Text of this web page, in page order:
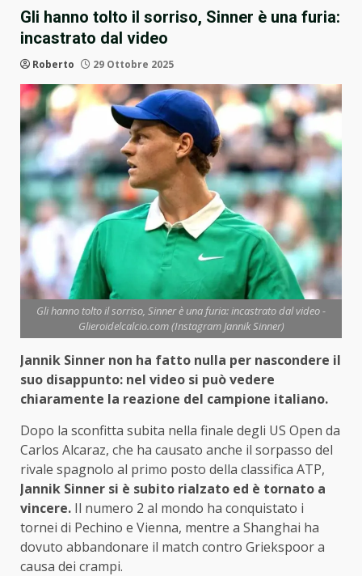
Gli hanno tolto il sorriso, Sinner è una furia:
incastrato dal video
Roberto 29 Ottobre 2025
Gli hanno tolto il sorriso, Sinner è una furia: incastrato dal video -
Glieroidelcalcio.com (Instagram Jannik Sinner)
Jannik Sinner non ha fatto nulla per nascondere il
suo disappunto: nel video si può vedere
chiaramente la reazione del campione italiano.
Dopo la sconfitta subita nella finale degli US Open da
Carlos Alcaraz, che ha causato anche il sorpasso del
rivale spagnolo al primo posto della classifica ATP,
Jannik Sinner si è subito rialzato ed è tornato a
vincere. Il numero 2 al mondo ha conquistato i
tornei di Pechino e Vienna, mentre a Shanghai ha
dovuto abbandonare il match contro Griekspoor a
causa dei crampi.